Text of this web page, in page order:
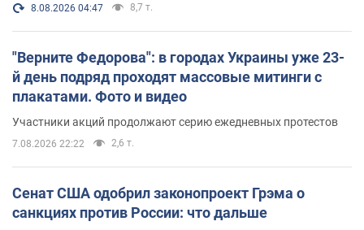
8.08.2026 04:47 8,7 т.
"Верните Федорова": в городах Украины уже 23-
й день подряд проходят массовые митинги с
плакатами. Фото и видео
Участники акций продолжают серию ежедневных протестов
7.08.2026 22:22 2,6 т.
Сенат США одобрил законопроект Грэма о
санкциях против России: что дальше